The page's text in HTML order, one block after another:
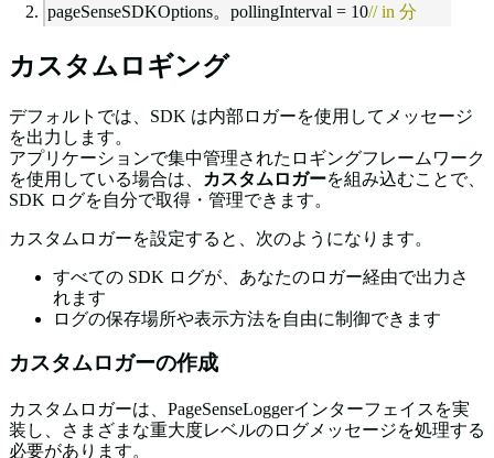
pageSenseSDKOptions。pollingInterval = 10// in 分
カスタムロギング
デフォルトでは、SDK は内部ロガーを使用してメッセージ
を出力します。
アプリケーションで集中管理されたロギングフレームワーク
を使用している場合は、
カスタムロガーを組み込むことで、
SDK ログを自分で取得・管理できます。
カスタムロガーを設定すると、次のようになります。
すべての SDK ログが、あなたのロガー経由で出力さ
れます
ログの保存場所や表示方法を自由に制御できます
カスタムロガーの作成
カスタムロガーは、 PageSenseLoggerインターフェイスを実
装し、さまざまな重大度レベルのログメッセージを処理する
必要があります。